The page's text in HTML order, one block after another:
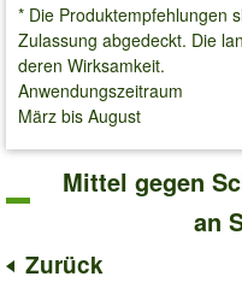
* Die Produktempfehlungen
Zulassung abgedeckt. Die
deren Wirksamkeit.
Anwendungszeitraum
März bis August
Mittel gegen
an
Zurück